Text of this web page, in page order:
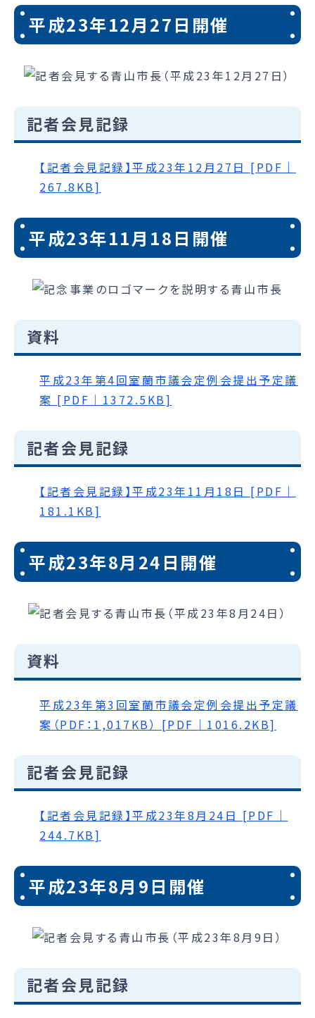
平成23年12月27日開催
記者会見記録
【記者会見記録】平成23年12月27日 [PDF｜
267.8KB]
平成23年11月18日開催
資料
平成23年第4回室蘭市議会定例会提出予定議
案 [PDF｜1372.5KB]
記者会見記録
【記者会見記録】平成23年11月18日 [PDF｜
181.1KB]
平成23年8月24日開催
資料
平成23年第3回室蘭市議会定例会提出予定議
案（PDF：1,017KB） [PDF｜1016.2KB]
記者会見記録
【記者会見記録】平成23年8月24日 [PDF｜
244.7KB]
平成23年8月9日開催
記者会見記録